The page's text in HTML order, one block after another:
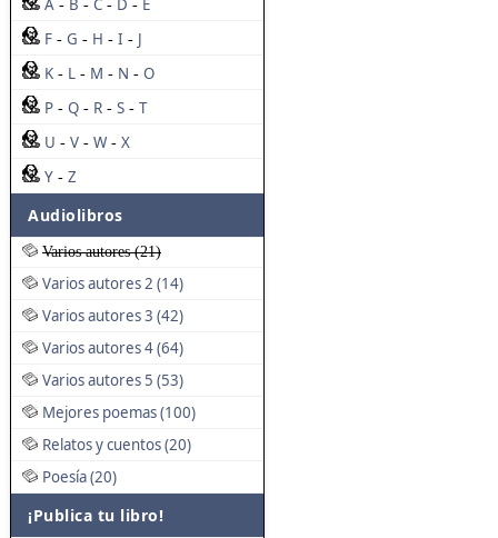
A - B - C - D - E
F - G - H - I - J
K - L - M - N - O
P - Q - R - S - T
U - V - W - X
Y - Z
Audiolibros
Varios autores (21)
Varios autores 2 (14)
Varios autores 3 (42)
Varios autores 4 (64)
Varios autores 5 (53)
Mejores poemas (100)
Relatos y cuentos (20)
Poesía (20)
¡Publica tu libro!